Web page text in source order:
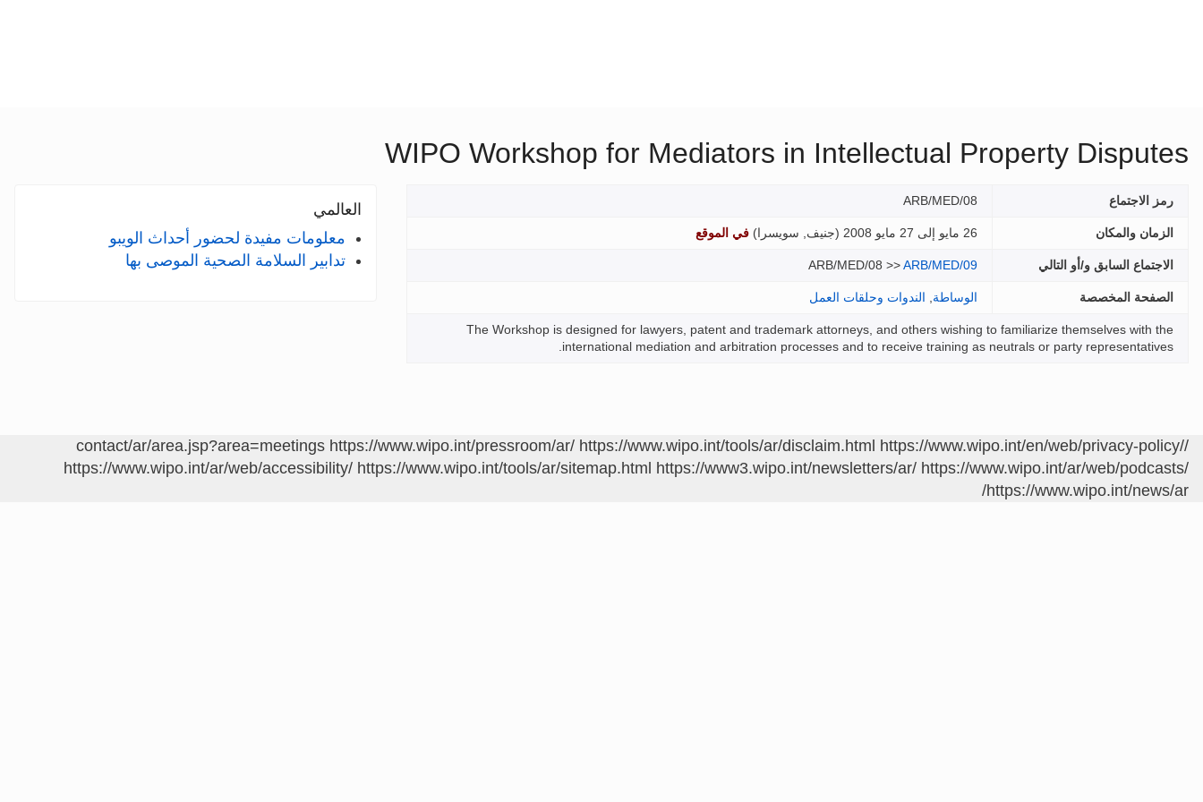
WIPO Workshop for Mediators in Intellectual Property Disputes
رمز الاجتماع ARB/MED/08
الزمان والمكان 26 مايو إلى 27 مايو 2008 ( جنيف, سويسرا) في الموقع
الاجتماع السابق و/أو التالي ARB/MED/08 >>ARB/MED/09
الصفحة المخصصة الوساطة الندوات وحلقات العمل
The Workshop is designed for lawyers, patent and trademark attorneys, and others wishing to familiarize themselves with the
international mediation and arbitration processes and to receive training as neutrals or party representatives.
العالمي
معلومات مفيدة لحضور أحداث الويبو
تدابير السلامة الصحية الموصى بها
/contact/ar/area.jsp?area=meetings
https://www.wipo.int/pressroom/ar/ https://www.wipo.int/tools/ar/disclaim.html https://www.wipo.int/en/web/privacy-policy/
https://www.wipo.int/ar/web/accessibility/ https://www.wipo.int/tools/ar/sitemap.html https://www3.wipo.int/newsletters/ar/ https://www.wipo.int/ar/web/podcasts/
https://www.wipo.int/news/ar/